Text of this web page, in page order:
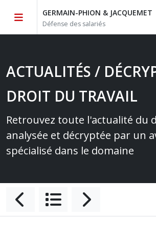
GERMAIN-PHION & JACQUEMET
Défense des salariés
ACTUALITÉS /
DROIT DU TRAVAIL
Retrouvez toute l'actualité du
analysée et décryptée par un
spécialisé dans le domaine